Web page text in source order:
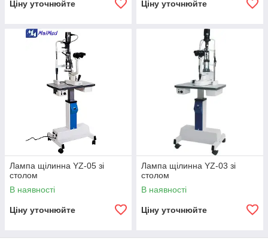
Ціну уточнюйте Ціну уточнюйте
Лампа щілинна YZ-05 зі
столом
В наявності
Ціну уточнюйте
Лампа щілинна YZ-03 зі
столом
В наявності
Ціну уточнюйте